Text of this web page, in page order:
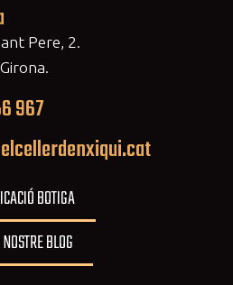
Pere, 2.
967
BOTIGA
BLOG